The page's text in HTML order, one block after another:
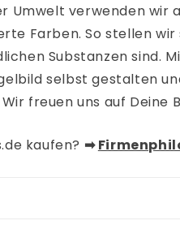
Umwelt verwenden wir
Farben. So stellen
Substanzen sind.
selbst gestalten
freuen uns auf Deine
kaufen? ➡︎